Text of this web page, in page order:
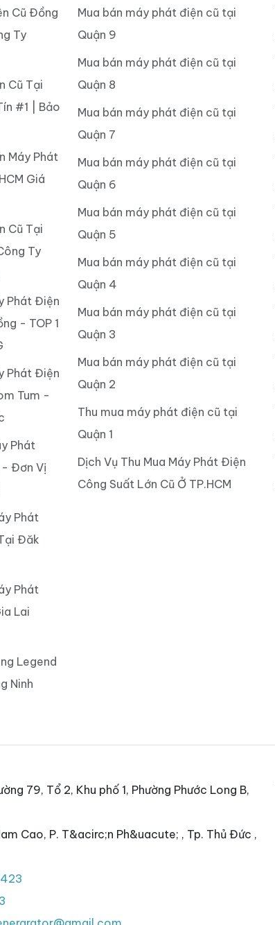
Cũ Đồng
Ty
Cũ Tại
#1 | Bảo
Máy Phát
Giá
Cũ Tại
Ty
Phát Điện
- TOP 1
Phát Điện
Tum -
Phát
Đơn Vị
Phát
Đăk
Phát
Lai
Legend
Ninh
Mua bán máy phát điện cũ tại
Quận 9
Mua bán máy phát điện cũ tại
Quận 8
Mua bán máy phát điện cũ tại
Quận 7
Mua bán máy phát điện cũ tại
Quận 6
Mua bán máy phát điện cũ tại
Quận 5
Mua bán máy phát điện cũ tại
Quận 4
Mua bán máy phát điện cũ tại
Quận 3
Mua bán máy phát điện cũ tại
Quận 2
Thu mua máy phát điện cũ tại
Quận 1
Dịch Vụ Thu Mua Máy Phát Điện
Công Suất Lớn Cũ Ở TP.HCM
79, Tổ 2, Khu phố 1, Phường Phước Long B,
Cao, P. T&acirc;n Ph&uacute; , Tp. Thủ Đức ,